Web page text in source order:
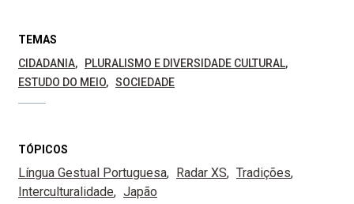
TEMAS
CIDADANIA
PLURALISMO E DIVERSIDADE CULTURAL
ESTUDO DO MEIO
SOCIEDADE
TÓPICOS
Língua Gestual Portuguesa Radar XS
Tradições
Interculturalidade
Japão